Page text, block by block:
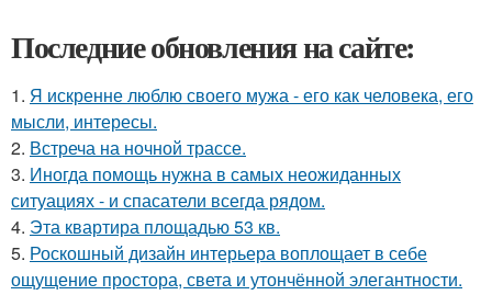
Последние обновления на сайте:
1. Я искренне люблю своего мужа - его как человека, его
мысли, интересы.
2. Встреча на ночной трассе.
3. Иногда помощь нужна в самых неожиданных
ситуациях - и спасатели всегда рядом.
4. Эта квартира площадью 53 кв.
5. Роскошный дизайн интерьера воплощает в себе
ощущение простора, света и утончённой элегантности.